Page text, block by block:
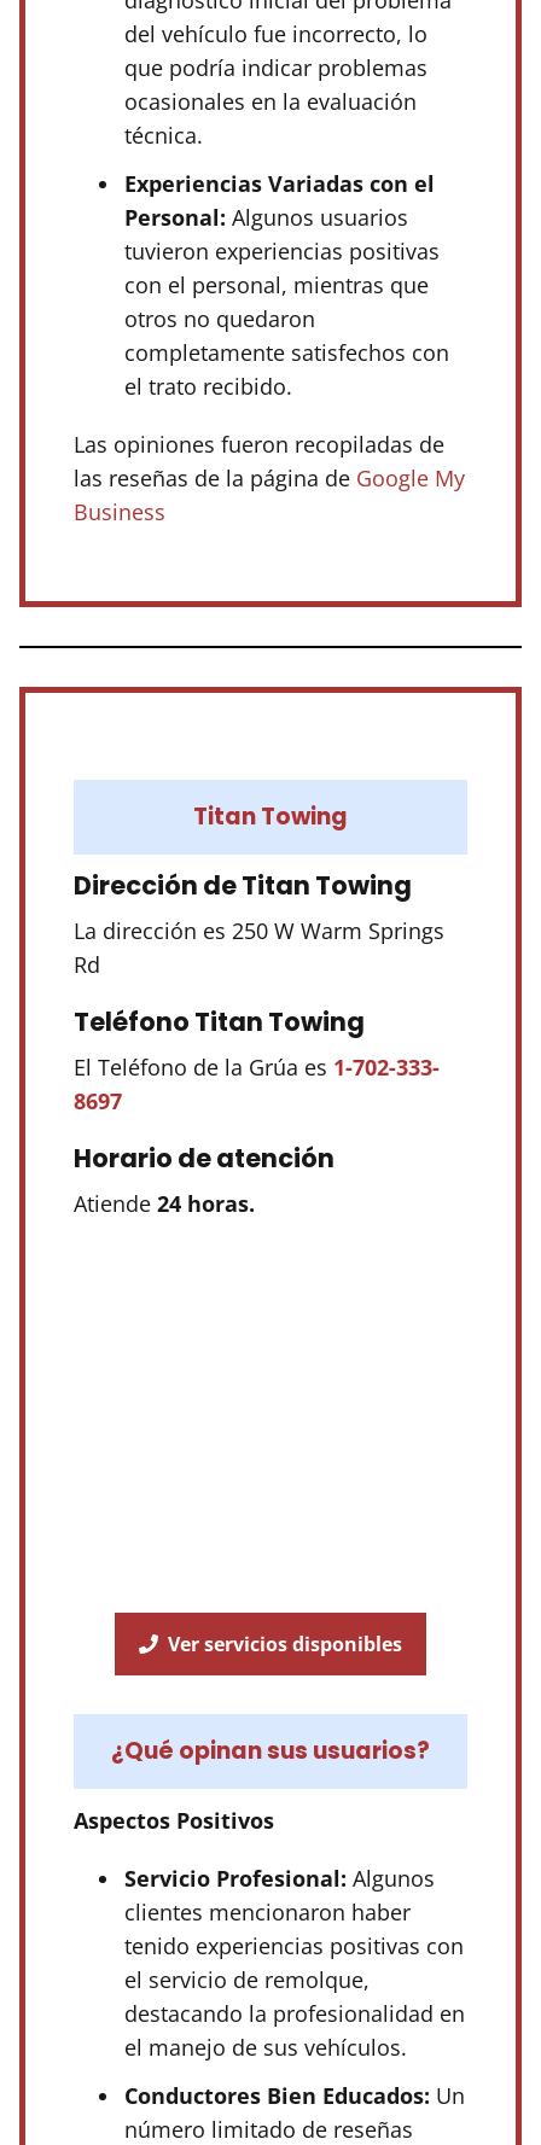
del vehículo fue incorrecto, lo
que podría indicar problemas
ocasionales en la evaluación
técnica.
Experiencias Variadas con el
Personal: Algunos usuarios
tuvieron experiencias positivas
con el personal, mientras que
otros no quedaron
completamente satisfechos con
el trato recibido.
Las opiniones fueron recopiladas de
las reseñas de la página de Google My
Business
Titan Towing
Dirección de Titan Towing
La dirección es 250 W Warm Springs
Rd
Teléfono Titan Towing
El Teléfono de la Grúa es 1-702-333-
8697
Horario de atención
Atiende 24 horas.
Ver servicios disponibles
¿Qué opinan sus usuarios?
Aspectos Positivos
Servicio Profesional: Algunos
clientes mencionaron haber
tenido experiencias positivas con
el servicio de remolque,
destacando la profesionalidad en
el manejo de sus vehículos.
Conductores Bien Educados: Un
número limitado de reseñas